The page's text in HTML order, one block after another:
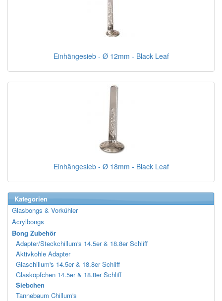
Einhängesieb - Ø 12mm - Black Leaf
Einhängesieb - Ø 18mm - Black Leaf
Kategorien
Glasbongs & Vorkühler
Acrylbongs
Bong Zubehör
Adapter/Steckchillum's 14.5er & 18.8er Schliff
Aktivkohle Adapter
Glaschillum's 14.5er & 18.8er Schliff
Glasköpfchen 14.5er & 18.8er Schliff
Siebchen
Tannebaum Chillum's